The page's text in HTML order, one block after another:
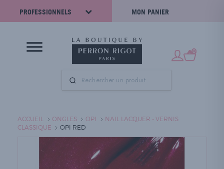
PROFESSIONNELS MON PANIER
0
ACCUEIL ONGLES OPI
NAIL LACQUER - VERNIS
CLASSIQUE
OPI RED